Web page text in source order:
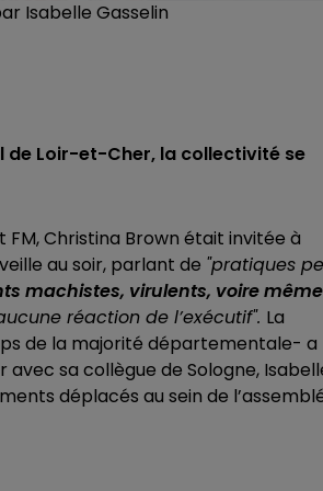
Isabelle Gasselin
de Loir-et-Cher, la collectivité se
Christina Brown était invitée à
au soir, parlant de "pratiques
machistes, virulents, voire même
réaction de l’exécutif". La
de la majorité départementale- a
sa collègue de Sologne,
déplacés au sein de